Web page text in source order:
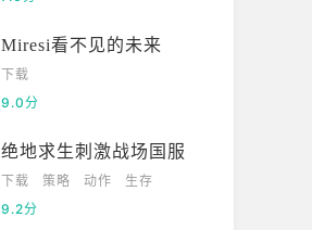
Miresi看不见的未来
下载
9.0分
绝地求生刺激战场国服
下载 策略 动作
生存
9.2分